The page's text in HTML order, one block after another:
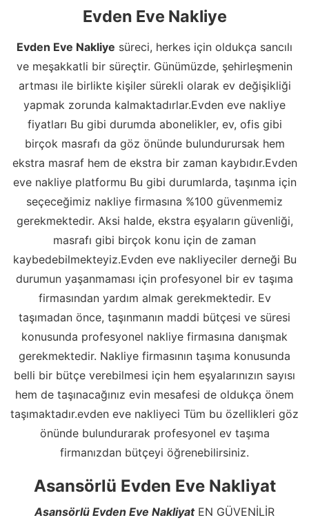
Evden Eve Nakliye
Evden Eve Nakliye süreci, herkes için oldukça sancılı
ve meşakkatli bir süreçtir. Günümüzde, şehirleşmenin
artması ile birlikte kişiler sürekli olarak ev değişikliği
yapmak zorunda kalmaktadırlar.Evden eve nakliye
fiyatları Bu gibi durumda abonelikler, ev, ofis gibi
birçok masrafı da göz önünde bulundurursak hem
ekstra masraf hem de ekstra bir zaman kaybıdır.Evden
eve nakliye platformu Bu gibi durumlarda, taşınma için
seçeceğimiz nakliye firmasına %100 güvenmemiz
gerekmektedir. Aksi halde, ekstra eşyaların güvenliği,
masrafı gibi birçok konu için de zaman
kaybedebilmekteyiz.Evden eve nakliyeciler derneği Bu
durumun yaşanmaması için profesyonel bir ev taşıma
firmasından yardım almak gerekmektedir. Ev
taşımadan önce, taşınmanın maddi bütçesi ve süresi
konusunda profesyonel nakliye firmasına danışmak
gerekmektedir. Nakliye firmasının taşıma konusunda
belli bir bütçe verebilmesi için hem eşyalarınızın sayısı
hem de taşınacağınız evin mesafesi de oldukça önem
taşımaktadır.evden eve nakliyeci Tüm bu özellikleri göz
önünde bulundurarak profesyonel ev taşıma
firmanızdan bütçeyi öğrenebilirsiniz.
Asansörlü Evden Eve Nakliyat
Asansörlü Evden Eve Nakliyat EN GÜVENİLİR